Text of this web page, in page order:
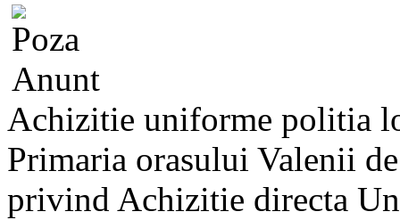
Achizitie uniforme politia
Primaria orasului Valenii
privind Achizitie directa